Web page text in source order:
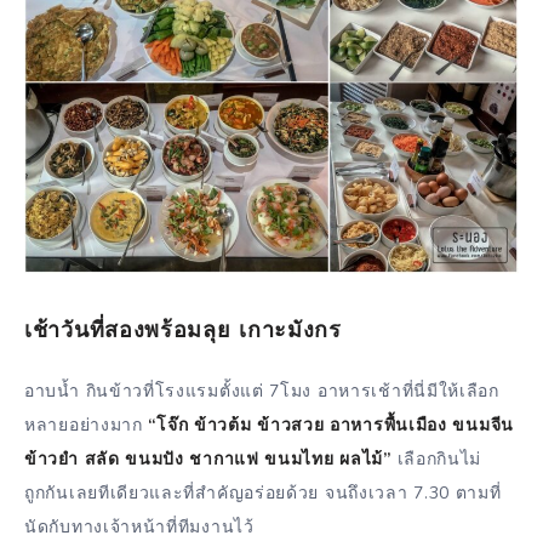
เช้าวันที่สองพร้อมลุย เกาะมังกร
อาบน้ำ กินข้าวที่โรงแรมตั้งแต่ 7โมง อาหารเช้าที่นี่มีให้เลือก
หลายอย่างมาก “โจ๊ก ข้าวต้ม ข้าวสวย อาหารพื้นเมือง ขนมจีน
ข้าวยำ สลัด ขนมปัง ชากาแฟ ขนมไทย ผลไม้” เลือกกินไม่
ถูกกันเลยทีเดียวและที่สำคัญอร่อยด้วย จนถึงเวลา 7.30 ตามที่
นัดกับทางเจ้าหน้าที่ทีมงานไว้